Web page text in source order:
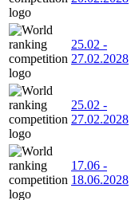
25.02 -
27.02.2028
25.02 -
27.02.2028
17.06 -
18.06.2028